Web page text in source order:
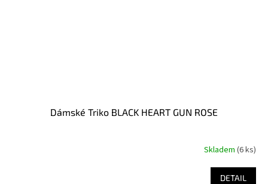
Dámské Triko BLACK HEART GUN ROSE
Skladem (6 ks)
DETAIL